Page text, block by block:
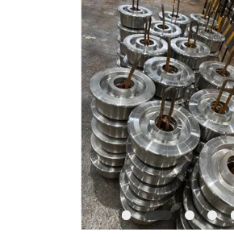
PRIVACY